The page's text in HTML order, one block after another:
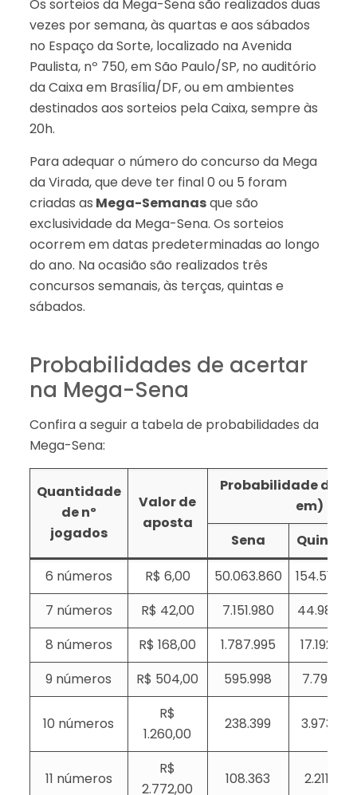
Os sorteios da Mega-Sena são realizados duas
vezes por semana, às quartas e aos sábados
no Espaço da Sorte, localizado na Avenida
Paulista, nº 750, em São Paulo/SP, no auditório
da Caixa em Brasília/DF, ou em ambientes
destinados aos sorteios pela Caixa, sempre às
20h.
Para adequar o número do concurso da Mega
da Virada, que deve ter final 0 ou 5 foram
criadas as Mega-Semanasque são
exclusividade da Mega-Sena. Os sorteios
ocorrem em datas predeterminadas ao longo
do ano. Na ocasião são realizados três
concursos semanais, às terças, quintas e
sábados.
Probabilidades de acertar
na Mega-Sena
Confira a seguir a tabela de probabilidades da
Mega-Sena:
Quantidade
de nº
jogados
Valor de
aposta
Probabilidade de
em)
Sena
Quina
6 números
R$ 6,00 50.063.860
154.518
7 números
R$ 42,00 7.151.980
44.981
8 números
R$ 168,00 1.787.995
17.192
9 números
R$ 504,00 595.998 7.791
10 números
R$
1.260,00
238.399 3.973
11 números
R$
2.772,00
108.363 2.211